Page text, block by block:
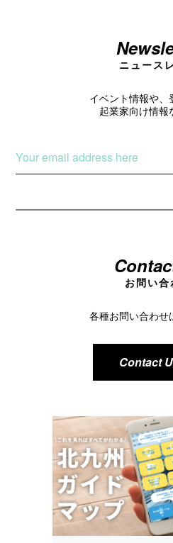
ニュース
イベント情報や、
起業家向け情報
お問い合
各種お問い合わせ
Contact